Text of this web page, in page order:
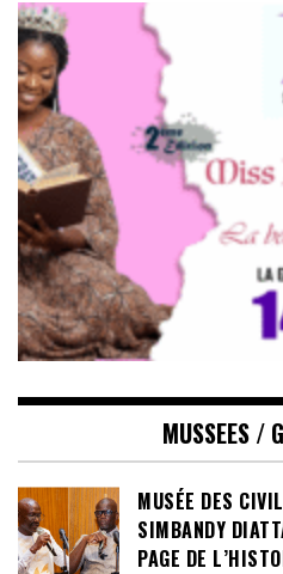
MUSSEES /
MUSÉE DES
SIMBANDY
PAGE DE